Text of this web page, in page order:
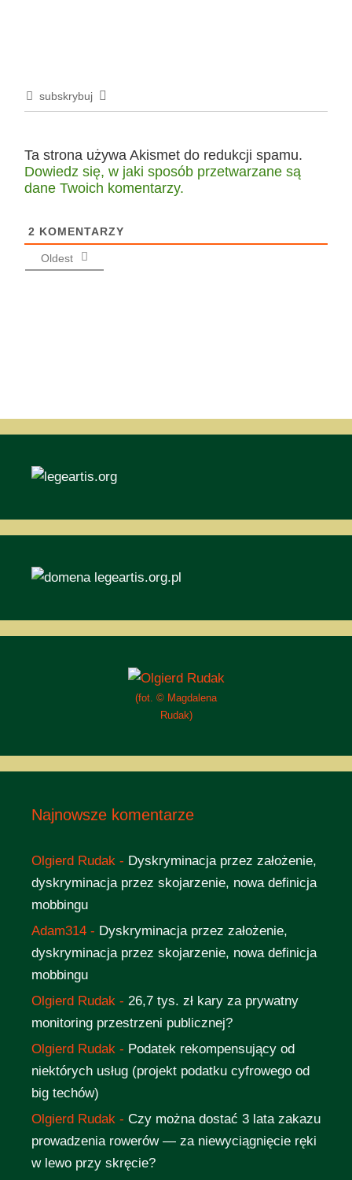
subskrybuj
Ta strona używa Akismet do redukcji spamu.
Dowiedz się, w jaki sposób przetwarzane są
dane Twoich komentarzy.
2 KOMENTARZY
Oldest
(fot. © Magdalena
Rudak)
Najnowsze komentarze
Olgierd Rudak - Dyskryminacja przez założenie,
dyskryminacja przez skojarzenie, nowa definicja
mobbingu
Adam314 - Dyskryminacja przez założenie,
dyskryminacja przez skojarzenie, nowa definicja
mobbingu
Olgierd Rudak - 26,7 tys. zł kary za prywatny
monitoring przestrzeni publicznej?
Olgierd Rudak - Podatek rekompensujący od
niektórych usług (projekt podatku cyfrowego od
big techów)
Olgierd Rudak - Czy można dostać 3 lata zakazu
prowadzenia rowerów — za niewyciągnięcie ręki
w lewo przy skręcie?